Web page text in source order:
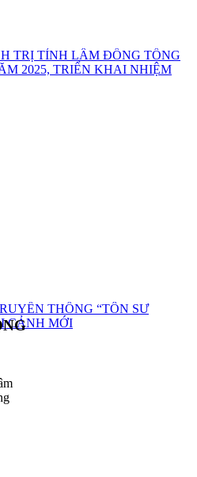
TRỊ TỈNH LÂM ĐỒNG TỔNG
2025, TRIỂN KHAI NHIỆM
THỐNG “TÔN SƯ
CẢNH MỚI